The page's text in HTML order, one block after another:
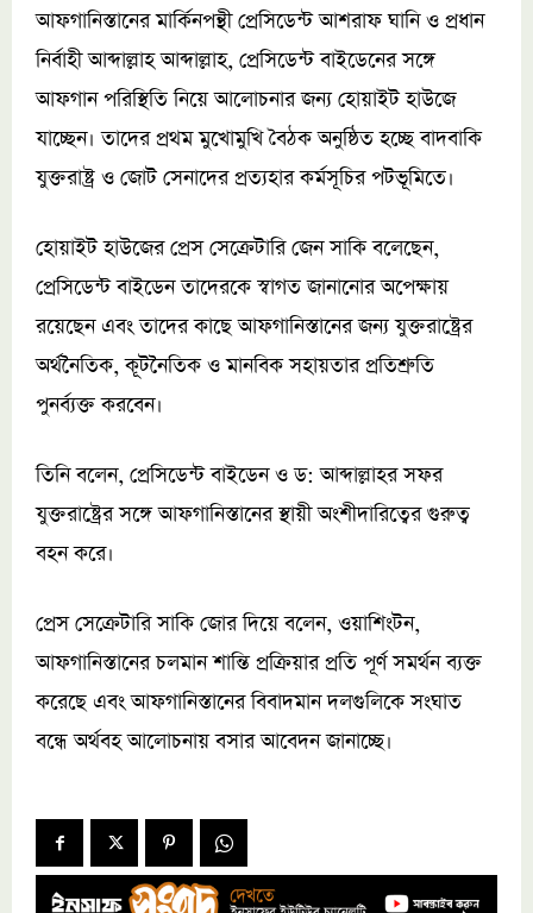
আফগানিস্তানের মার্কিনপন্থী প্রেসিডেন্ট আশরাফ ঘানি ও প্রধান
নির্বাহী আব্দাল্লাহ আব্দাল্লাহ, প্রেসিডেন্ট বাইডেনের সঙ্গে
আফগান পরিস্থিতি নিয়ে আলোচনার জন্য হোয়াইট হাউজে
যাচ্ছেন। তাদের প্রথম মুখোমুখি বৈঠক অনুষ্ঠিত হচ্ছে বাদবাকি
যুক্তরাষ্ট্র ও জোট সেনাদের প্রত্যহার কর্মসূচির পটভূমিতে।
হোয়াইট হাউজের প্রেস সেক্রেটারি জেন সাকি বলেছেন,
প্রেসিডেন্ট বাইডেন তাদেরকে স্বাগত জানানোর অপেক্ষায়
রয়েছেন এবং তাদের কাছে আফগানিস্তানের জন্য যুক্তরাষ্ট্রের
অর্থনৈতিক, কূটনৈতিক ও মানবিক সহায়তার প্রতিশ্রুতি
পুনর্ব্যক্ত করবেন।
তিনি বলেন, প্রেসিডেন্ট বাইডেন ও ড: আব্দাল্লাহর সফর
যুক্তরাষ্ট্রের সঙ্গে আফগানিস্তানের স্থায়ী অংশীদারিত্বের গুরুত্ব
বহন করে।
প্রেস সেক্রেটারি সাকি জোর দিয়ে বলেন, ওয়াশিংটন,
আফগানিস্তানের চলমান শান্তি প্রক্রিয়ার প্রতি পূর্ণ সমর্থন ব্যক্ত
করেছে এবং আফগানিস্তানের বিবাদমান দলগুলিকে সংঘাত
বন্ধে অর্থবহ আলোচনায় বসার আবেদন জানাচ্ছে।